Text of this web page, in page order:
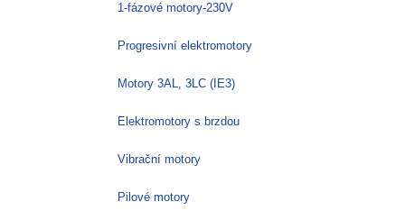
1-fázové motory-230V
Progresivní elektromotory
Motory 3AL, 3LC (IE3)
Elektromotory s brzdou
Vibrační motory
Pilové motory